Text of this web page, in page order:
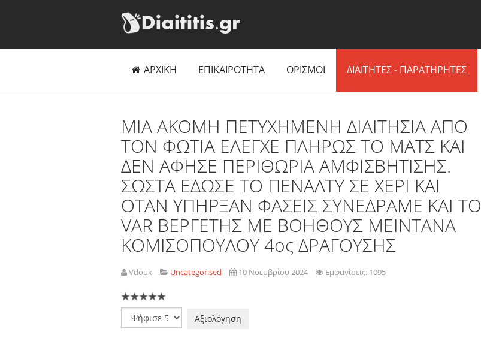
ΑΡΧΙΚΗ ΕΠΙΚΑΙΡΟΤΗΤΑ ΟΡΙΣΜΟΙ ΔΙΑΙΤΗΤΕΣ - ΠΑΡΑΤΗΡΗΤΕΣ
MIA AKOMH ΠΕΤΥΧΗΜΕΝΗ ΔΙΑΙΤΗΣΙΑ ΑΠΟ
ΤΟΝ ΦΩΤΙΑ ΕΛΕΓΧΕ ΠΛΗΡΩΣ ΤΟ ΜΑΤΣ ΚΑΙ
ΔΕΝ ΑΦΗΣΕ ΠΕΡΙΘΩΡΙΑ ΑΜΦΙΣΒΗΤΙΣΗΣ.
ΣΩΣΤΑ ΕΔΩΣΕ ΤΟ ΠΕΝΑΛΤΥ ΣΕ ΧΕΡΙ ΚΑΙ
ΟΤΑΝ ΥΠΗΡΞΑΝ ΦΑΣΕΙΣ ΣΥΝΕΔΡΑΜΕ ΚΑΙ ΤΟ
VAR ΒΕΡΓΕΤΗΣ ΜΕ ΒΟΗΘΟΥΣ ΜΕΙΝΤΑΝΑ
ΚΟΜΙΣΟΠΟΥΛΟΥ 4ος ΔΡΑΓΟΥΣΗΣ
Vdouk Uncategorised 10 Νοεμβρίου 2024 Εμφανίσεις: 1095
Παρακαλώ
αξιολογήστε